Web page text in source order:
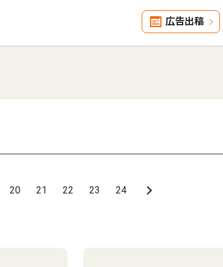
広告出稿
20 21 22 23 24